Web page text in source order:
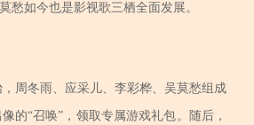
愁如今也是影视歌三栖全面发展。
周冬雨、 应采儿、李彩桦、吴莫愁组成
的“召唤”，领取专属游戏礼包。随后，